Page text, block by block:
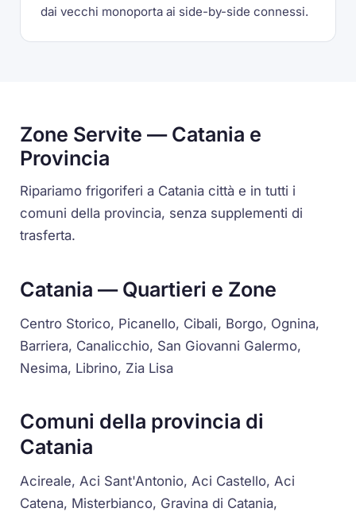
dai vecchi monoporta ai side-by-side connessi.
Zone Servite — Catania e
Provincia
Ripariamo frigoriferi a Catania città e in tutti i
comuni della provincia, senza supplementi di
trasferta.
Catania — Quartieri e Zone
Centro Storico, Picanello, Cibali, Borgo, Ognina,
Barriera, Canalicchio, San Giovanni Galermo,
Nesima, Librino, Zia Lisa
Comuni della provincia di
Catania
Acireale, Aci Sant'Antonio, Aci Castello, Aci
Catena, Misterbianco, Gravina di Catania,